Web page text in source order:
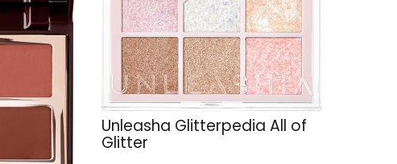
Unleasha Glitterpedia All of
Glitter